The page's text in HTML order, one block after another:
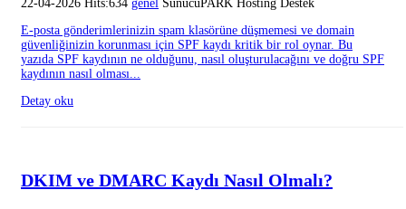
22-04-2026 Hits:634 genel SunucuPARK Hosting Destek
E-posta gönderimlerinizin spam klasörüne düşmemesi ve domain
güvenliğinizin korunması için SPF kaydı kritik bir rol oynar. Bu
yazıda SPF kaydının ne olduğunu, nasıl oluşturulacağını ve doğru SPF
kaydının nasıl olması...
Detay oku
DKIM ve DMARC Kaydı Nasıl Olmalı?